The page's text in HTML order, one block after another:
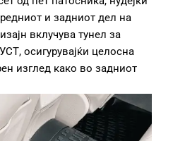
и задниот дел на
вклучува тунел за
осигурувајќи целосна
изглед како во задниот